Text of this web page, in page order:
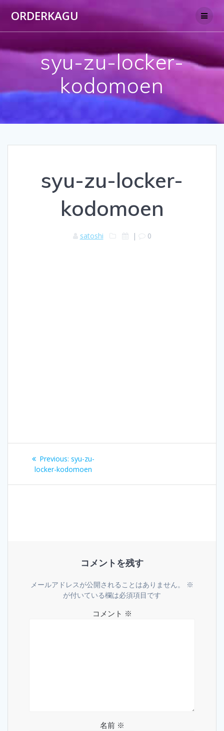
to
ORDERKAGU
syu-zu-locker-
kodomoen
syu-zu-locker-
kodomoen
satoshi | 0
Previous: Previous
post:
syu-zu-
locker-kodomoen
コメントを残す
メールアドレスが公開されることはありません。
※
が付いている欄は必須項目です
コメント ※
名前 ※